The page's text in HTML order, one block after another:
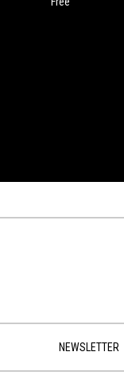
NEWSLETTER